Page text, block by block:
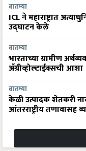
बातम्या
ICL ने महाराष्ट्रात
उद्घाटन केले
बातम्या
भारताच्या ग्रामीण
अ‍ॅग्रीव्होल्टाईक्सची आशा
बातम्या
केळी उत्पादक शेतकरी
आंतरराष्ट्रीय तणावासह